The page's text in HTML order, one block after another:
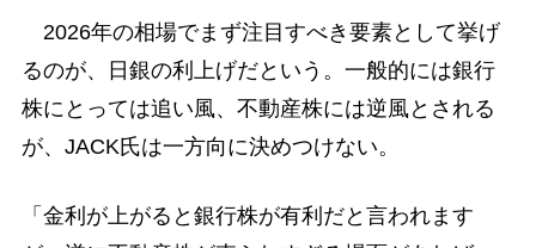
2026年の相場でまず注目すべき要素として挙げ
るのが、日銀の利上げだという。一般的には銀行
株にとっては追い風、不動産株には逆風とされる
が、JACK氏は一方向に決めつけない。
「金利が上がると銀行株が有利だと言われます